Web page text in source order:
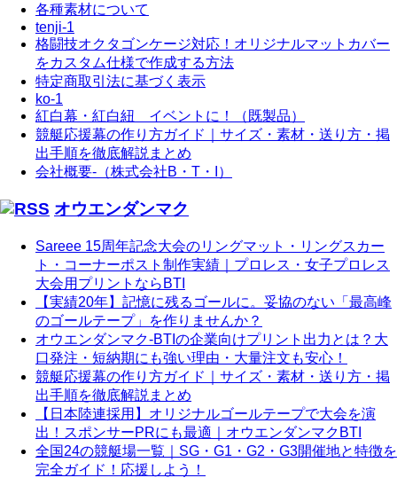
各種素材について
tenji-1
格闘技オクタゴンケージ対応！オリジナルマットカバー
をカスタム仕様で作成する方法
特定商取引法に基づく表示
ko-1
紅白幕・紅白紐 イベントに！（既製品）
競艇応援幕の作り方ガイド｜サイズ・素材・送り方・掲
出手順を徹底解説まとめ
会社概要-（株式会社B・T・I）
オウエンダンマク
Sareee 15周年記念大会のリングマット・リングスカー
ト・コーナーポスト制作実績｜プロレス・女子プロレス
大会用プリントならBTI
【実績20年】記憶に残るゴールに。妥協のない「最高峰
のゴールテープ」を作りませんか？
オウエンダンマク-BTIの企業向けプリント出力とは？大
口発注・短納期にも強い理由・大量注文も安心！
競艇応援幕の作り方ガイド｜サイズ・素材・送り方・掲
出手順を徹底解説まとめ
【日本陸連採用】オリジナルゴールテープで大会を演
出！スポンサーPRにも最適｜オウエンダンマクBTI
全国24の競艇場一覧｜SG・G1・G2・G3開催地と特徴を
完全ガイド！応援しよう！